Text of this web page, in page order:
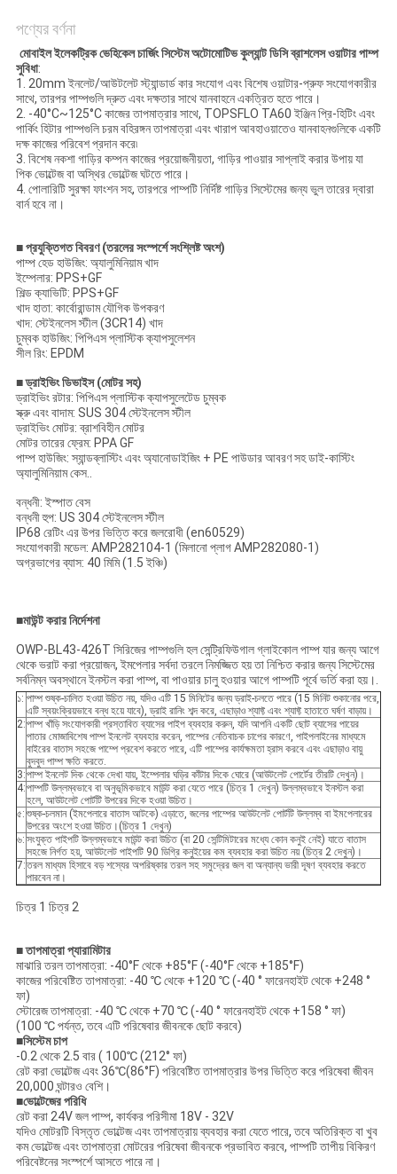
উদ্ধৃতির
জন্য
আবেদন
সাইট
ম্যাপ
নীতি
পণ্যের বর্ণনা
মোবাইল ইলেকট্রিক ভেহিকেল চার্জিং সিস্টেম অটোমোটিভ কুল্যান্ট ডিসি ব্রাশলেস ওয়াটার পাম্প
সুবিধা:
1. 20mm ইনলেট/আউটলেট স্ট্যান্ডার্ড কার সংযোগ এবং বিশেষ ওয়াটার-প্রুফ সংযোগকারীর
সাথে, তারপর পাম্পগুলি দ্রুত এবং দক্ষতার সাথে যানবাহনে একত্রিত হতে পারে।
2. -40°C~125°C কাজের তাপমাত্রার সাথে, TOPSFLO TA60 ইঞ্জিন প্রি-হিটিং এবং
পার্কিং হিটার পাম্পগুলি চরম বহিরঙ্গন তাপমাত্রা এবং খারাপ আবহাওয়াতেও যানবাহনগুলিকে একটি
দক্ষ কাজের পরিবেশ প্রদান করে৷
3. বিশেষ নকশা গাড়ির কম্পন কাজের প্রয়োজনীয়তা, গাড়ির পাওয়ার সাপ্লাই করার উপায় যা
পিক ভোল্টেজ বা অস্থির ভোল্টেজ ঘটতে পারে।
4. পোলারিটি সুরক্ষা ফাংশন সহ, তারপরে পাম্পটি নির্দিষ্ট গাড়ির সিস্টেমের জন্য ভুল তারের দ্বারা
বার্ন হবে না।
■ প্রযুক্তিগত বিবরণ (তরলের সংস্পর্শে সংশ্লিষ্ট অংশ)
পাম্প হেড হাউজিং: অ্যালুমিনিয়াম খাদ
ইম্পেলার: PPS+GF
শিল্ড ক্যাভিটি: PPS+GF
খাদ হাতা: কার্বোরান্ডাম যৌগিক উপকরণ
খাদ: স্টেইনলেস স্টীল (3CR14) খাদ
চুম্বক হাউজিং: পিপিএস প্লাস্টিক ক্যাপসুলেশন
সীল রিং: EPDM
■ ড্রাইভিং ডিভাইস (মোটর সহ)
ড্রাইভিং রটার: পিপিএস প্লাস্টিক ক্যাপসুলেটেড চুম্বক
স্ক্রু এবং বাদাম: SUS 304 স্টেইনলেস স্টীল
ড্রাইভিং মোটর: ব্রাশবিহীন মোটর
মোটর তারের ফ্রেম: PPA GF
পাম্প হাউজিং: স্যান্ডব্লাস্টিং এবং অ্যানোডাইজিং + PE পাউডার আবরণ সহ ডাই-কাস্টিং
অ্যালুমিনিয়াম কেস..
বন্ধনী: ইস্পাত বেস
বন্ধনী হুপ: US 304 স্টেইনলেস স্টীল
IP68 রেটিং এর উপর ভিত্তি করে জলরোধী (en60529)
সংযোগকারী মডেল: AMP282104-1 (মিলানো প্লাগ AMP282080-1)
অগ্রভাগের ব্যাস: 40 মিমি (1.5 ইঞ্চি)
■মাউন্ট করার নির্দেশনা
OWP-BL43-426T সিরিজের পাম্পগুলি হল সেন্ট্রিফিউগাল গ্লাইকোল পাম্প যার জন্য আগে
থেকে ভরাট করা প্রয়োজন, ইমপেলার সর্বদা তরলে নিমজ্জিত হয় তা নিশ্চিত করার জন্য সিস্টেমের
সর্বনিম্ন অবস্থানে ইনস্টল করা পাম্প, বা পাওয়ার চালু হওয়ার আগে পাম্পটি পূর্বে ভর্তি করা হয়।.
১: পাম্প শুষ্ক-চালিত হওয়া উচিত নয়, যদিও এটি 15 মিনিটের জন্য ড্রাই-চলতে পারে (15 মিনিট শুকানোর পরে,
এটি স্বয়ংক্রিয়ভাবে বন্ধ হয়ে যাবে), ড্রাই রানিং শব্দ করে, এছাড়াও শ্যাফ্ট এবং শ্যাফ্ট হাতাতে ঘর্ষণ বাড়ায়।
2:পাম্প খাঁড়ি সংযোগকারী প্রস্তাবিত ব্যাসের পাইপ ব্যবহার করুন, যদি আপনি একটি ছোট ব্যাসের পায়ের
পাতার মোজাবিশেষ পাম্প ইনলেট ব্যবহার করেন, পাম্পের নেতিবাচক চাপের কারণে, পাইপলাইনের মাধ্যমে
বাইরের বাতাস সহজে পাম্পে প্রবেশ করতে পারে, এটি পাম্পের কার্যক্ষমতা হ্রাস করবে এবং এছাড়াও বায়ু
বুদবুদ পাম্প ক্ষতি করতে.
3:পাম্প ইনলেট দিক থেকে দেখা যায়, ইম্পেলার ঘড়ির কাঁটার দিকে ঘোরে (আউটলেট পোর্টের তীরটি দেখুন)।
4:পাম্পটি উল্লম্বভাবে বা অনুভূমিকভাবে মাউন্ট করা যেতে পারে (চিত্র 1 দেখুন) উল্লম্বভাবে ইনস্টল করা
হলে, আউটলেট পোর্টটি উপরের দিকে হওয়া উচিত।
৫: শুষ্ক-চলমান (ইমপেলারে বাতাস আটকে) এড়াতে, জলের পাম্পের আউটলেট পোর্টটি উল্লম্ব বা ইমপেলারের
উপরের অংশে হওয়া উচিত।(চিত্র 1 দেখুন)
৬: সংযুক্ত পাইপটি উল্লম্বভাবে মাউন্ট করা উচিত (বা 20 সেন্টিমিটারের মধ্যে কোন কনুই নেই) যাতে বাতাস
সহজে নির্গত হয়, আউটলেট পাইপটি 90 ডিগ্রি কনুইয়ের কম ব্যবহার করা উচিত নয় (চিত্র 2 দেখুন)।
7:তরল মাধ্যম হিসাবে বড় শস্যের অপরিষ্কার তরল সহ সমুদ্রের জল বা অন্যান্য ভারী দূষণ ব্যবহার করতে
পারবেন না।
চিত্র 1 চিত্র 2
■ তাপমাত্রাপ্যারামিটার
মাঝারি তরল তাপমাত্রা: -40°F থেকে +85°F (-40°F থেকে +185°F)
কাজের পরিবেষ্টিত তাপমাত্রা: -40 ℃ থেকে +120 ℃ (-40 ° ফারেনহাইট থেকে +248 °
ফা)
স্টোরেজ তাপমাত্রা: -40 ℃ থেকে +70 ℃ (-40 ° ফারেনহাইট থেকে +158 ° ফা)
(100 ℃ পর্যন্ত, তবে এটি পরিষেবার জীবনকে ছোট করবে)
■সিস্টেম চাপ
-0.2 থেকে 2.5 বার ( 100℃ (212° ফা)
রেট করা ভোল্টেজ এবং 36℃(86°F) পরিবেষ্টিত তাপমাত্রার উপর ভিত্তি করে পরিষেবা জীবন
20,000 ঘন্টারও বেশি।
■ভোল্টেজের পরিধি
রেট করা 24V জল পাম্প, কার্যকর পরিসীমা 18V - 32V
যদিও মোটরটি বিস্তৃত ভোল্টেজ এবং তাপমাত্রায় ব্যবহার করা যেতে পারে, তবে অতিরিক্ত বা খুব
কম ভোল্টেজ এবং তাপমাত্রা মোটরের পরিষেবা জীবনকে প্রভাবিত করবে, পাম্পটি তাপীয় বিকিরণ
পরিবেষ্টনের সংস্পর্শে আসতে পারে না।